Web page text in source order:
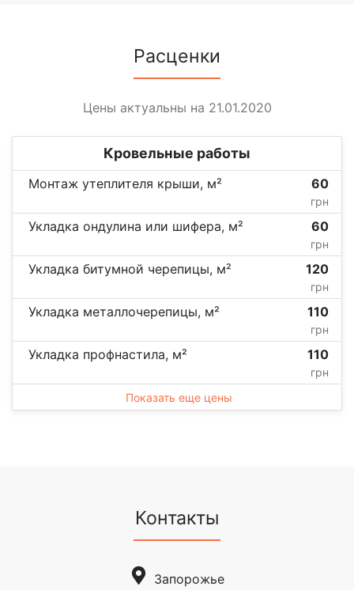
Расценки
Цены актуальны на 21.01.2020
Кровельные работы
Монтаж утеплителя крыши, м² 60
грн
Укладка ондулина или шифера, м² 60
грн
Укладка битумной черепицы, м² 120
грн
Укладка металлочерепицы, м² 110
грн
Укладка профнастила, м² 110
грн
Показать еще цены
Контакты
Запорожье